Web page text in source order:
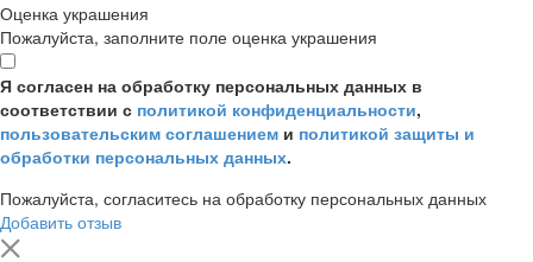
Оценка украшения
Пожалуйста, заполните поле оценка украшения
Я согласен на обработку персональных данных в
соответствии с политикой конфиденциальности,
пользовательским соглашением и политикой защиты и
обработки персональных данных.
Пожалуйста, согласитесь на обработку персональных данных
Добавить отзыв